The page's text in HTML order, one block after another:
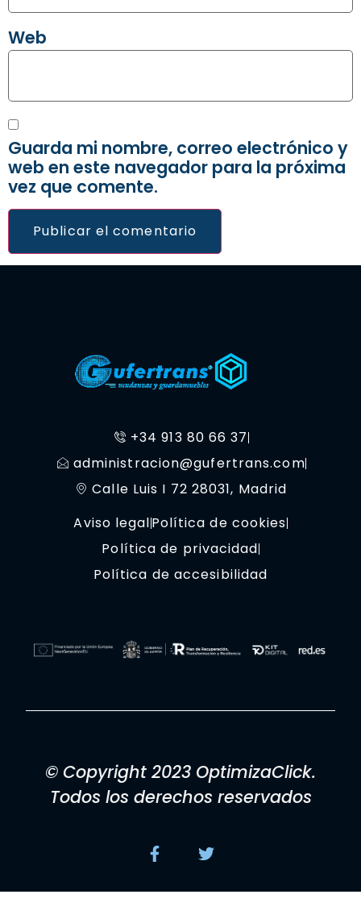
Web
Guarda mi nombre, correo electrónico y
web en este navegador para la próxima
vez que comente.
+34 913 80 66 37
administracion@gufertrans.com
Calle Luis I 72 28031, Madrid
Aviso legalPolítica de cookies
Política de privacidad
Política de accesibilidad
© Copyright 2023 OptimizaClick.
Todos los derechos reservados